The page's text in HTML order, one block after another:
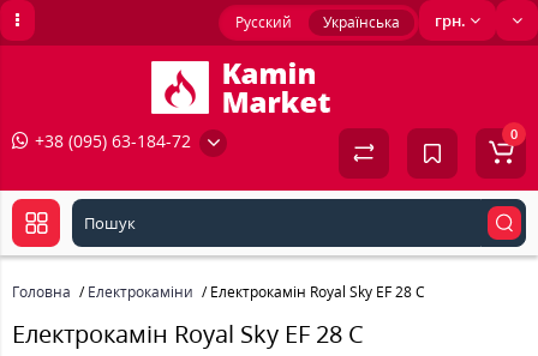
грн.
Русский Українська
+38 (095) 63-184-72 0
Головна Електрокаміни Електрокамін Royal Sky EF 28 C
Електрокамін Royal Sky EF 28 C